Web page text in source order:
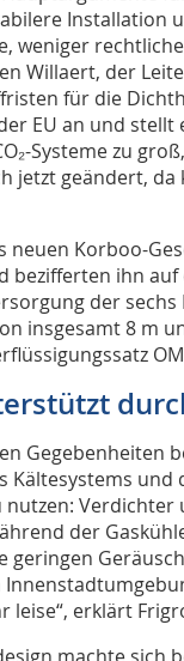
Installation
weniger
Willaert, der
für die
EU an und
Systeme zu
jetzt geändert,
neuen Korboo-
bezifferten ihn
der
insgesamt 8 m
Gegebenheiten
Kältesystems
der
geringen
erklärt